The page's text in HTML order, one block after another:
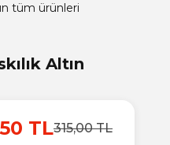
tüm ürünleri
Altın
TL315,00 TL